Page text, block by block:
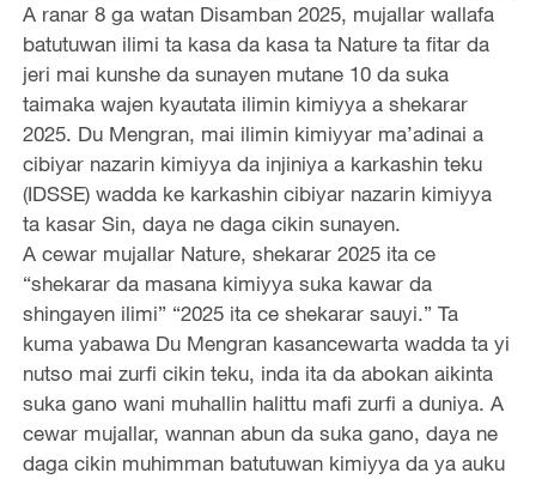
A ranar 8 ga watan Disamban 2025, mujallar wallafa
batutuwan ilimi ta kasa da kasa ta Nature ta fitar da
jeri mai kunshe da sunayen mutane 10 da suka
taimaka wajen kyautata ilimin kimiyya a shekarar
2025. Du Mengran, mai ilimin kimiyyar ma’adinai a
cibiyar nazarin kimiyya da injiniya a karkashin teku
(IDSSE) wadda ke karkashin cibiyar nazarin kimiyya
ta kasar Sin, daya ne daga cikin sunayen.
A cewar mujallar Nature, shekarar 2025 ita ce
“shekarar da masana kimiyya suka kawar da
shingayen ilimi” “2025 ita ce shekarar sauyi.” Ta
kuma yabawa Du Mengran kasancewarta wadda ta yi
nutso mai zurfi cikin teku, inda ita da abokan aikinta
suka gano wani muhallin halittu mafi zurfi a duniya. A
cewar mujallar, wannan abun da suka gano, daya ne
daga cikin muhimman batutuwan kimiyya da ya auku